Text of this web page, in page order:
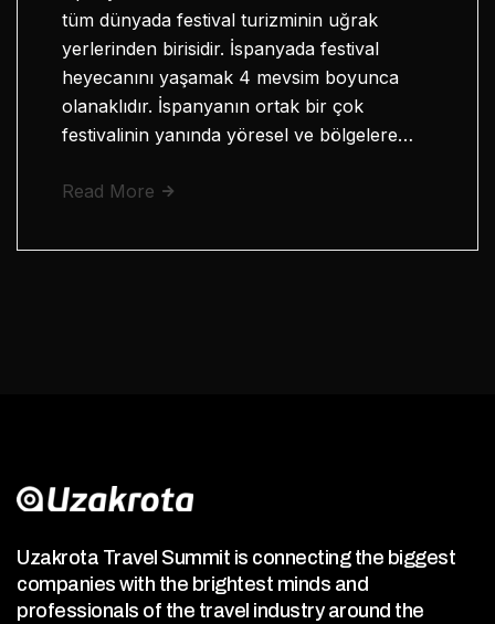
tüm dünyada festival turizminin uğrak
yerlerinden birisidir. İspanyada festival
heyecanını yaşamak 4 mevsim boyunca
olanaklıdır. İspanyanın ortak bir çok
festivalinin yanında yöresel ve bölgelere…
Read More
Uzakrota Travel Summit is connecting the biggest
companies with the brightest minds and
professionals of the travel industry around the